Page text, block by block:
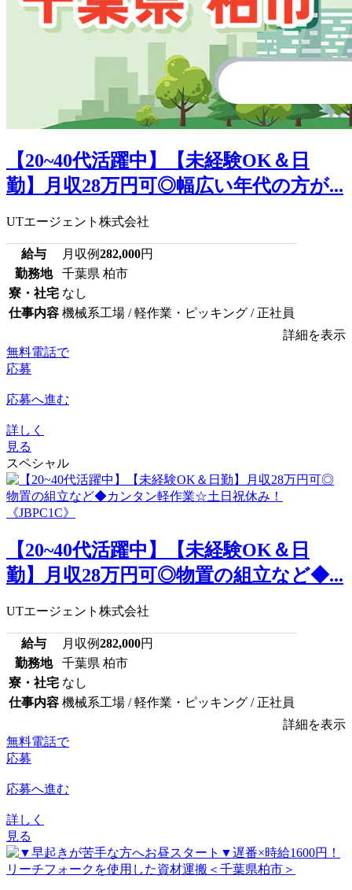
【20~40代活躍中】【未経験OK＆日
勤】月収28万円可◎幅広い年代の方が...
UTエージェント株式会社
給与 月収例282,000円
勤務地
千葉県 柏市
寮・社宅 なし
仕事内容 機械系工場 / 軽作業・ピッキング / 正社員
詳細を表示
無料電話で
応募
応募へ進む
詳しく
見る
スペシャル
【20~40代活躍中】【未経験OK＆日
勤】月収28万円可◎物置の組立など◆...
UTエージェント株式会社
給与 月収例282,000円
勤務地
千葉県 柏市
寮・社宅 なし
仕事内容 機械系工場 / 軽作業・ピッキング / 正社員
詳細を表示
無料電話で
応募
応募へ進む
詳しく
見る